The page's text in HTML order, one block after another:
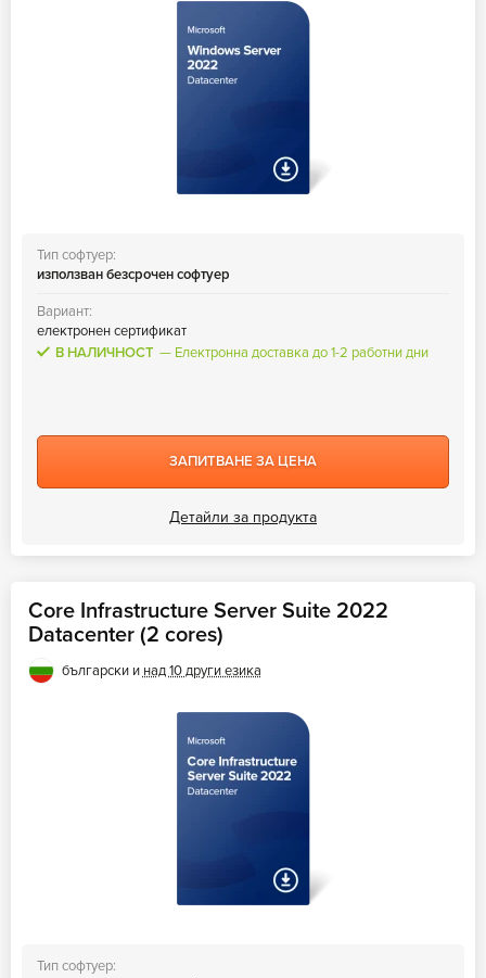
Тип софтуер:
използван безсрочен софтуер
Вариант:
електронен сертификат
В НАЛИЧНОСТ
Електронна доставка до 1-2 работни дни
ЗАПИТВАНЕ ЗА ЦЕНА
Детайли за продукта
Core Infrastructure Server Suite 2022
Datacenter (2 cores)
български и над 10 други езика
Тип софтуер: